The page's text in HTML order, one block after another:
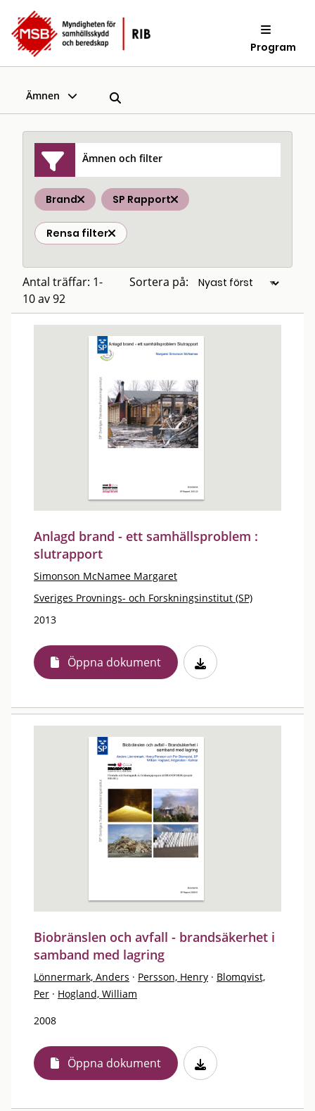
Program
Ämnen
Ämnen och filter
Brand SP Rapport
Rensa filter
Antal träffar: 1-
10 av 92
Sortera på:
Anlagd brand - ett samhällsproblem :
slutrapport
Simonson McNamee Margaret
Sveriges Provnings- och Forskningsinstitut (SP)
2013
Öppna dokument
Biobränslen och avfall - brandsäkerhet i
samband med lagring
Lönnermark, Anders · Persson, Henry · Blomqvist,
Per · Hogland, William
2008
Öppna dokument